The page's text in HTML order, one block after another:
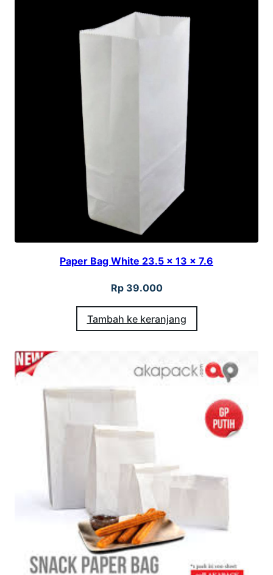
Paper Bag White 23.5 x 13 x 7.6
Rp39.000
Tambah ke keranjang